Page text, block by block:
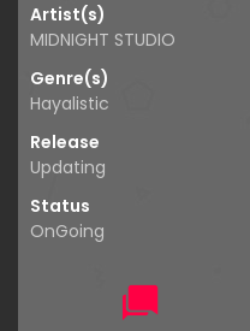
Artist(s)
MIDNIGHT STUDIO
Genre(s)
Hayalistic
Release
Updating
Status
OnGoing